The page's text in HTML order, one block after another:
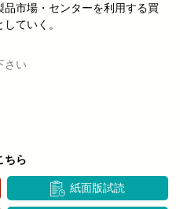
市場・センターを利用する買
ていく。
さい
ちら
紙面版試読